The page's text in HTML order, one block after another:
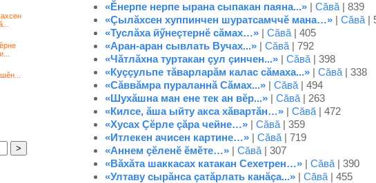
«Ĕнерпе нерпе ырана сыпакан паяна...» | Сăвă | 839
«Çылăхсен хуппинчен шуратсамччĕ мана…» | Сăвă |
«Туслăха йӳнеçтернĕ сăмах…» | Сăвă | 405
«Аран-аран сывлать Вучах...» | Сăвă | 792
«Чăтлăхна туртакан çул çинчен...» | Сăвă | 398
«Куççульпе тăварларăм калас сăмаха...» | Сăвă | 338
«Сăввăмра пураланнă Сăмах...» | Сăвă | 494
«Шухăшна ман ене тек ан вĕр...» | Сăвă | 263
«Килсе, ăша ыйту акса хăвартăн…» | Сăвă | 472
«Хусах Çĕрле çăра чейне…» | Сăвă | 359
«Итлекен ачисен картине…» | Сăвă | 719
«Аннем çĕленĕ ĕмĕте…» | Сăвă | 307
«Вăхăта шаккасах катакан Сехетрен…» | Сăвă | 390
«Ултаву сырăнса çатăрлать канăçа...» | Сăвă | 455